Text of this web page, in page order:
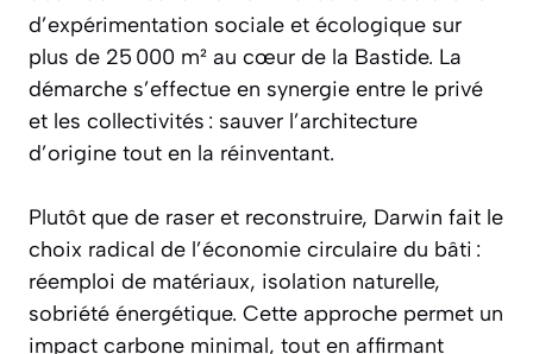
d’expérimentation sociale et écologique sur
plus de 25 000 m² au cœur de la Bastide. La
démarche s’effectue en synergie entre le privé
et les collectivités : sauver l’architecture
d’origine tout en la réinventant.
Plutôt que de raser et reconstruire, Darwin fait le
choix radical de l’économie circulaire du bâti :
réemploi de matériaux, isolation naturelle,
sobriété énergétique. Cette approche permet un
impact carbone minimal, tout en affirmant